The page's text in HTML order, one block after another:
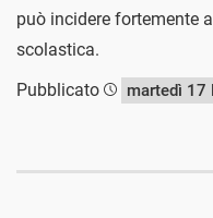
può incidere fortemente
scolastica.
Pubblicato
martedì 17